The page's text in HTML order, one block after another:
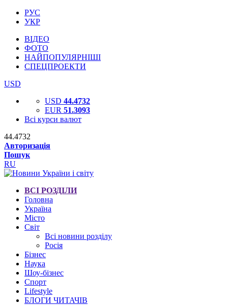
РУС
УКР
ВІДЕО
ФОТО
НАЙПОПУЛЯРНІШІ
СПЕЦПРОЕКТИ
USD
USD 44.4732
EUR 51.3093
Всі курси валют
44.4732
Авторизація
Пошук
RU
ВСІ РОЗДІЛИ
Головна
Україна
Місто
Світ
Всі новини розділу
Росія
Бізнес
Наука
Шоу-бізнес
Спорт
Lifestyle
БЛОГИ ЧИТАЧІВ